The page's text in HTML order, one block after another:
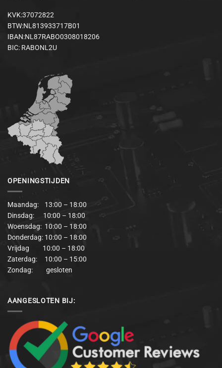
KVK:37072822
BTW:NL813933717B01
IBAN:NL87RABO0308018206
BIC: RABONL2U
OPENINGSTIJDEN
Maandag: 13:00 – 18:00
Dinsdag: 10:00 – 18:00
Woensdag: 10:00 – 18:00
Donderdag: 10:00 – 18:00
Vrijdag 10:00 – 18:00
Zaterdag: 10:00 – 15:00
Zondag: gesloten
AANGESLOTEN BIJ: